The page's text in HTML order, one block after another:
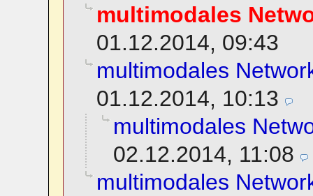
multimodales
01.12.2014, 09:43
multimodales
01.12.2014, 10:13
multimodales
02.12.2014, 11:08
multimodales